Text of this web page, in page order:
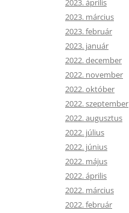
2023. április
2023. március
2023. február
2023. január
2022. december
2022. november
2022. október
2022. szeptember
2022. augusztus
2022. július
2022. június
2022. május
2022. április
2022. március
2022. február